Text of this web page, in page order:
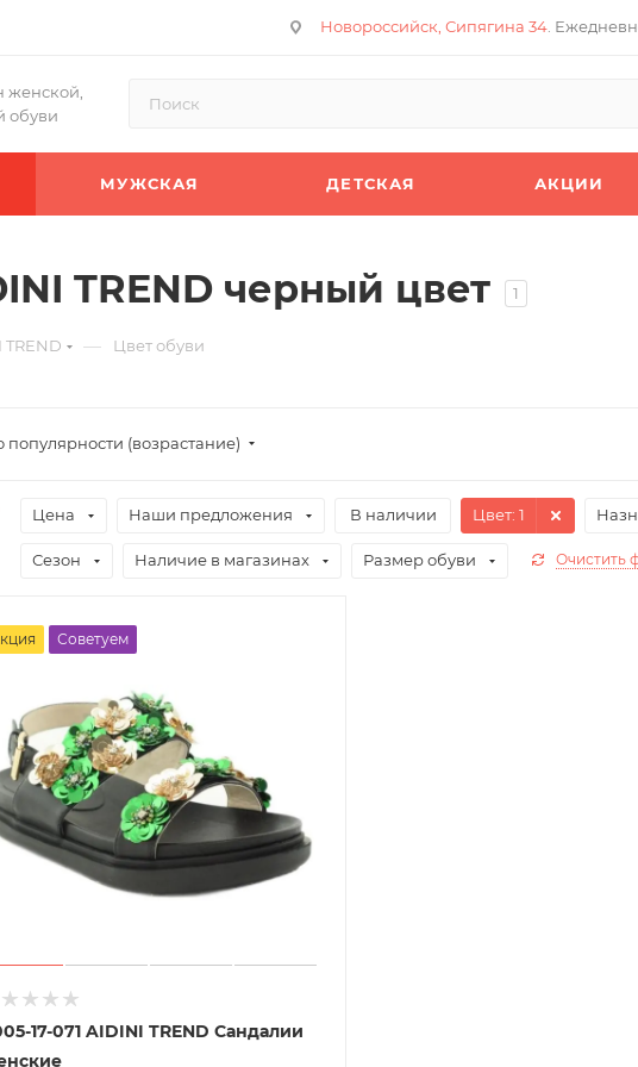
Новороссийск, Сипягина 34.
женской,
обуви
МУЖСКАЯ ДЕТСКАЯ АКЦИИ
TREND черный цвет 1
TREND — Цвет обуви
популярности (возрастание)
Цена Наши предложения В наличии Цвет: 1
Сезон Наличие в магазинах Размер обуви Очистить
Советуем
17-071 AIDINI TREND Сандалии